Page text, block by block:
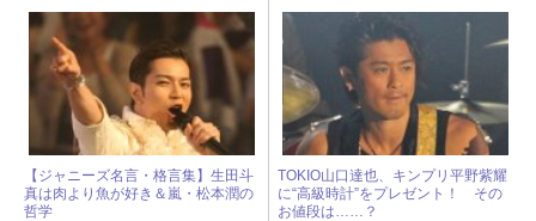
【ジャニーズ名言・格言集】生田斗
真は肉より魚が好き＆嵐・松本潤の
哲学
TOKIO山口達也、キンプリ平野紫耀
に“高級時計”をプレゼント！ その
お値段は……？